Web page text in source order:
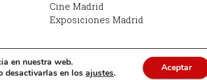
Cine Madrid
Exposiciones Madrid
Planes en Madrid: qué hacer en Madrid
en nuestra web.
desactivarlas en losajustes. Aceptar